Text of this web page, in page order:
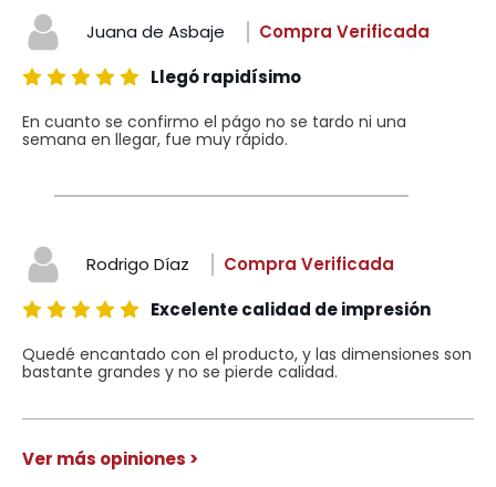
Juana de Asbaje
Compra Verificada
Llegó rapidísimo
En cuanto se confirmo el págo no se tardo ni una
semana en llegar, fue muy rápido.
Rodrigo Díaz
Compra Verificada
Excelente calidad de impresión
Quedé encantado con el producto, y las dimensiones son
bastante grandes y no se pierde calidad.
Ver más opiniones >